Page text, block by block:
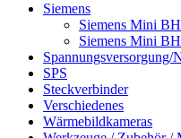
Siemens
Siemens Mini
Siemens Mini
Spannungsversorgung/
SPS
Steckverbinder
Verschiedenes
Wärmebildkameras